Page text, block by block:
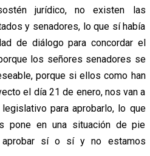
jurídico, no existen las
y senadores, lo que sí había
de diálogo para concordar el
los señores senadores se
porque si ellos como han
el día 21 de enero, nos van a
para aprobarlo, lo que
pone en una situación de pie
aprobar sí o sí y no estamos